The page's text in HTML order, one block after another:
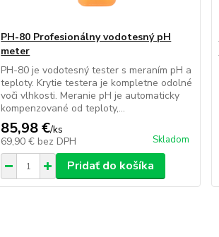
PH-80 Profesionálny vodotesný pH
meter
PH-80 je vodotesný tester s meraním pH a
teploty. Krytie testera je kompletne odolné
voči vlhkosti. Meranie pH je automaticky
kompenzované od teploty,...
85,98 €/ks
69,90 € bez DPH Skladom
Pridať do košíka